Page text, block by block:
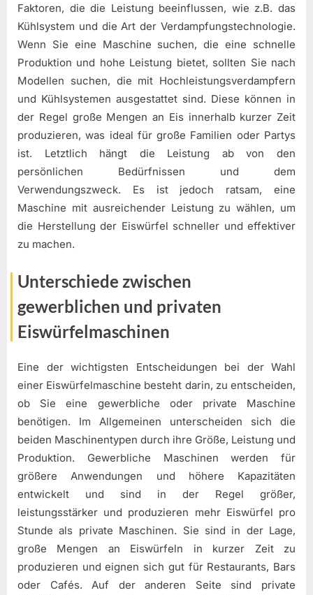
Faktoren, die die Leistung beeinflussen, wie z.B. das
Kühlsystem und die Art der Verdampfungstechnologie.
Wenn Sie eine Maschine suchen, die eine schnelle
Produktion und hohe Leistung bietet, sollten Sie nach
Modellen suchen, die mit Hochleistungsverdampfern
und Kühlsystemen ausgestattet sind. Diese können in
der Regel große Mengen an Eis innerhalb kurzer Zeit
produzieren, was ideal für große Familien oder Partys
ist. Letztlich hängt die Leistung ab von den
persönlichen Bedürfnissen und dem
Verwendungszweck. Es ist jedoch ratsam, eine
Maschine mit ausreichender Leistung zu wählen, um
die Herstellung der Eiswürfel schneller und effektiver
zu machen.
Unterschiede zwischen
gewerblichen und privaten
Eiswürfelmaschinen
Eine der wichtigsten Entscheidungen bei der Wahl
einer Eiswürfelmaschine besteht darin, zu entscheiden,
ob Sie eine gewerbliche oder private Maschine
benötigen. Im Allgemeinen unterscheiden sich die
beiden Maschinentypen durch ihre Größe, Leistung und
Produktion. Gewerbliche Maschinen werden für
größere Anwendungen und höhere Kapazitäten
entwickelt und sind in der Regel größer,
leistungsstärker und produzieren mehr Eiswürfel pro
Stunde als private Maschinen. Sie sind in der Lage,
große Mengen an Eiswürfeln in kurzer Zeit zu
produzieren und eignen sich gut für Restaurants, Bars
oder Cafés. Auf der anderen Seite sind private